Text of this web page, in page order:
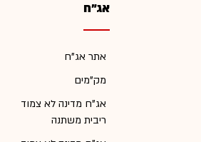
אג"ח
אתר אג"ח
מק"מים
אג"ח מדינה לא צמוד
ריבית משתנה